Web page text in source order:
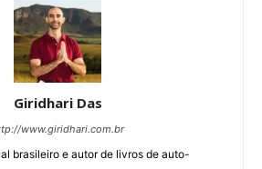
Giridhari Das
www.giridhari.com.br
brasileiro e autor de livros de auto-